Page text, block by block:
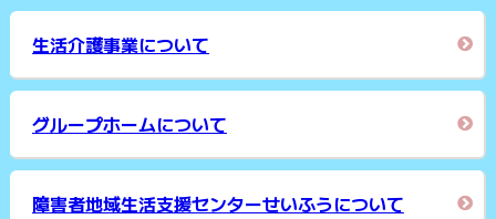
生活介護事業について
グループホームについて
障害者地域生活支援センターせいふうについて